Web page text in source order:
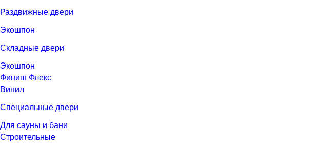
Раздвижные двери
Экошпон
Складные двери
Экошпон
Финиш Флекс
Винил
Специальные двери
Для сауны и бани
Строительные